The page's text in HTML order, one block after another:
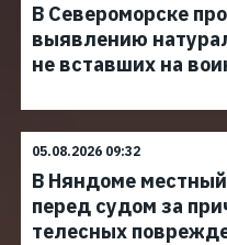
В Североморске
выявлению
не вставших на
05.08.2026 09:32
В Няндоме
перед судом за
телесных